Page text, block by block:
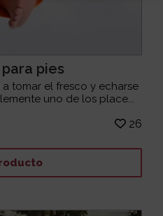
pies
tomar el fresco y echarse
uno de los place...
26